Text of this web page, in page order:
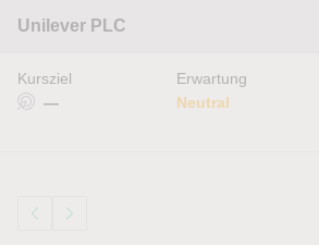
Unilever PLC
Kursziel
—
Erwartung
Neutral